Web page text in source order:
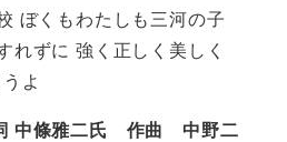
くもわたしも三河の子
ずに 強く正しく美しく
よ
中條雅二氏 作曲 中野二